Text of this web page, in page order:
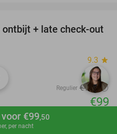
nu€99,50
per nacht
39%
+ late check-out
9.3 star
Regulier €161
€99
p.p.p.n. toeristenbelasting